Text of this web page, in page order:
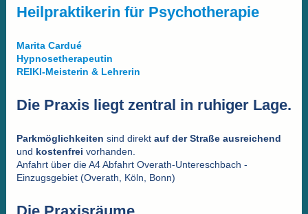
Heilpraktikerin für Psychotherapie
Marita Cardué
Hypnosetherapeutin
REIKI-Meisterin & Lehrerin
Die Praxisliegt zentral in ruhigerLage.
Parkmöglichkeiten sind direkt auf der Straße ausreichend
und kostenfrei vorhanden.
Anfahrt über die A4 Abfahrt Overath-Untereschbach -
Einzugsgebiet (Overath, Köln, Bonn)